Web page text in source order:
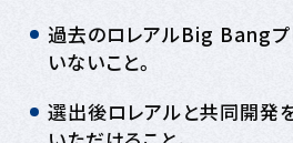
過去のロレアルBig Bangプ
いないこと。
選出後ロレアルと共同開発